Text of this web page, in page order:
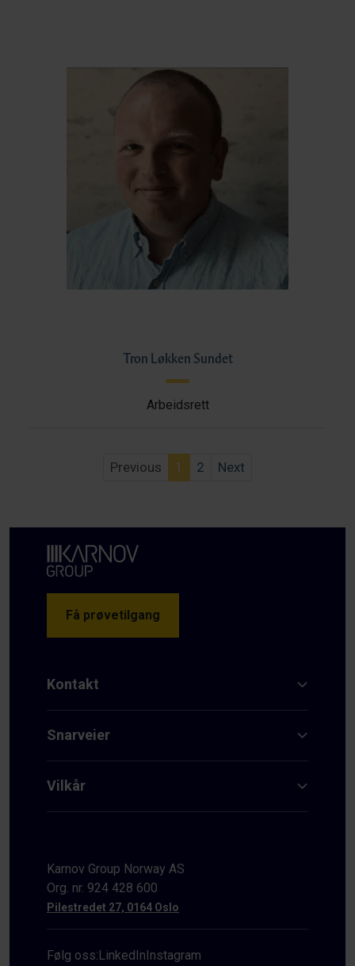
Tron Løkken Sundet
Arbeidsrett
Previous 1 2 Next
Få prøvetilgang
Kontakt
Snarveier
Vilkår
Karnov Group Norway AS
Org. nr. 924 428 600
Pilestredet 27, 0164 Oslo
Følg oss:LinkedInInstagram